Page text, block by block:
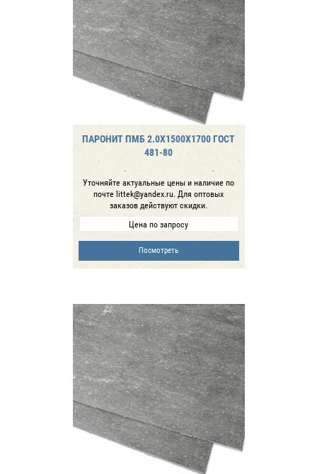
ПАРОНИТ ПМБ 2.0Х1500Х1700 ГОСТ
481-80
Уточняйте актуальные цены и наличие по
почте littek@yandex.ru. Для оптовых
заказов действуют скидки.
Цена по запросу
Посмотреть